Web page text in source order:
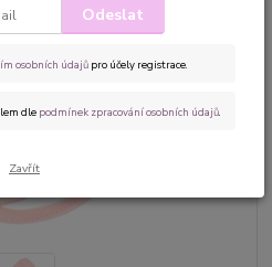
Odeslat
osobních údajů pro účely registrace.
dle podmínek zpracování osobních údajů.
Zavřít